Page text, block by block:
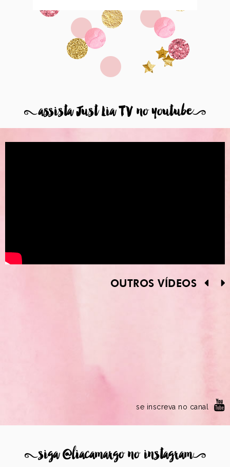
8assista Just Lia TV no youtube9
OUTROS VÍDEOS
se inscreva no canal
8siga @liacamargo no instagram9